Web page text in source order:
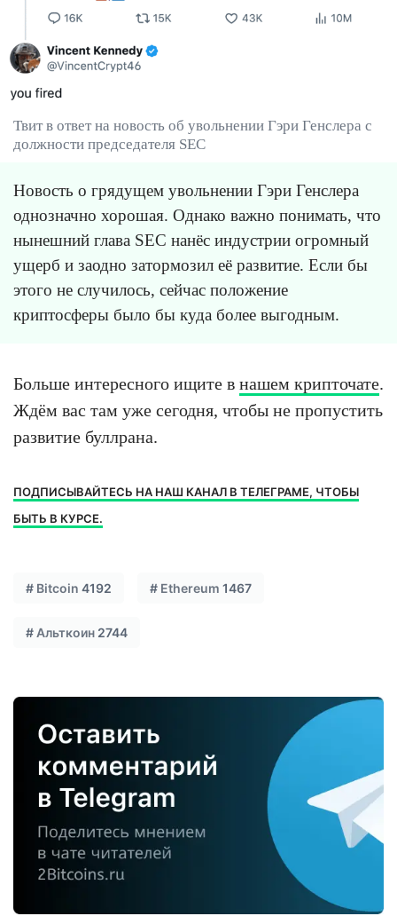
Твит в ответ на новость об увольнении Гэри Генслера с
должности председателя SEC
Новость о грядущем увольнении Гэри Генслера
однозначно хорошая. Однако важно понимать, что
нынешний глава SEC нанёс индустрии огромный
ущерб и заодно затормозил её развитие. Если бы
этого не случилось, сейчас положение
криптосферы было бы куда более выгодным.
Больше интересного ищите в нашем крипточате.
Ждём вас там уже сегодня, чтобы не пропустить
развитие буллрана.
ПОДПИСЫВАЙТЕСЬ НА НАШ КАНАЛ В ТЕЛЕГРАМЕ, ЧТОБЫ
БЫТЬ В КУРСЕ.
# Bitcoin 4192 # Ethereum 1467
# Альткоин 2744